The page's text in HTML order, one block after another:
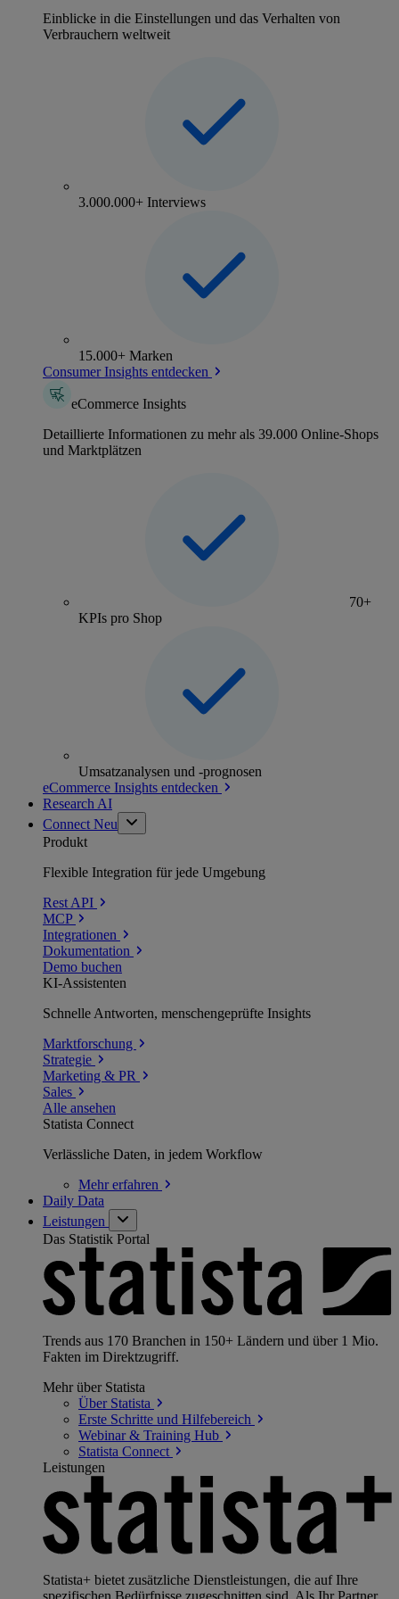
Einblicke in die Einstellungen und das Verhalten von
Verbrauchern weltweit
3.000.000+ Interviews
15.000+ Marken
Consumer Insights entdecken
eCommerce Insights
Detaillierte Informationen zu mehr als 39.000 Online-Shops
und Marktplätzen
70+
KPIs pro Shop
Umsatzanalysen und -prognosen
eCommerce Insights entdecken
Research AI
Connect Neu
Produkt
Flexible Integration für jede Umgebung
Rest API
MCP
Integrationen
Dokumentation
Demo buchen
KI-Assistenten
Schnelle Antworten, menschengeprüfte Insights
Marktforschung
Strategie
Marketing & PR
Sales
Alle ansehen
Statista Connect
Verlässliche Daten, in jedem Workflow
Mehrerfahren
Daily Data
Leistungen
Das Statistik Portal
Trends aus 170 Branchen in 150+ Ländern und über 1 Mio.
Fakten im Direktzugriff.
Mehr über Statista
Über Statista
Erste Schritte und Hilfebereich
Webinar & Training Hub
Statista Connect
Leistungen
Statista+ bietet zusätzliche Dienstleistungen, die auf Ihre
spezifischen Bedürfnisse zugeschnitten sind. Als Ihr Partner